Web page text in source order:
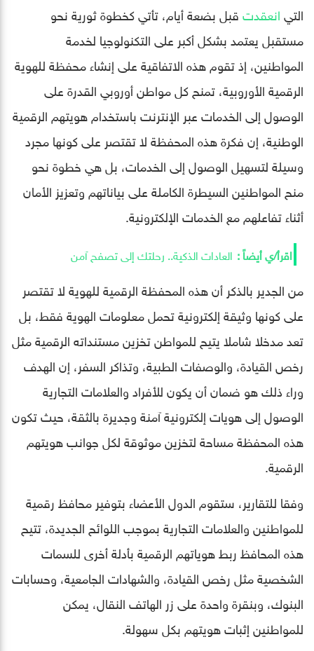
التيانعقدتقبل بضعة أيام، تأتي كخطوة ثورية نحو
مستقبل يعتمد بشكل أكبر على التكنولوجيا لخدمة
المواطنين، إذ تقوم هذه الاتفاقية على إنشاء محفظة للهوية
الرقمية الأوروبية، تمنح كل مواطن أوروبي القدرة على
الوصول إلى الخدمات عبر الإنترنت باستخدام هويتهم الرقمية
الوطنية، إن فكرة هذه المحفظة لا تقتصر على كونها مجرد
وسيلة لتسهيل الوصول إلى الخدمات، بل هي خطوة نحو
منح المواطنين السيطرة الكاملة على بياناتهم وتعزيز الأمان
أثناء تفاعلهم مع الخدمات الإلكترونية.
العادات الذكية.. رحلتك إلى تصفح آمن
من الجدير بالذكر أن هذه المحفظة الرقمية للهوية لا تقتصر
على كونها وثيقة إلكترونية تحمل معلومات الهوية فقط، بل
تعد مدخلا شاملا يتيح للمواطن تخزين مستنداته الرقمية مثل
رخص القيادة، والوصفات الطبية، وتذاكر السفر، إن الهدف
وراء ذلك هو ضمان أن يكون للأفراد والعلامات التجارية
الوصول إلى هويات إلكترونية آمنة وجديرة بالثقة، حيث تكون
هذه المحفظة مساحة لتخزين موثوقة لكل جوانب هويتهم
الرقمية.
وفقا للتقارير، ستقوم الدول الأعضاء بتوفير محافظ رقمية
للمواطنين والعلامات التجارية بموجب اللوائح الجديدة، تتيح
هذه المحافظ ربط هوياتهم الرقمية بأدلة أخرى للسمات
الشخصية مثل رخص القيادة، والشهادات الجامعية، وحسابات
البنوك، وبنقرة واحدة على زر الهاتف النقال، يمكن
للمواطنين إثبات هويتهم بكل سهولة.